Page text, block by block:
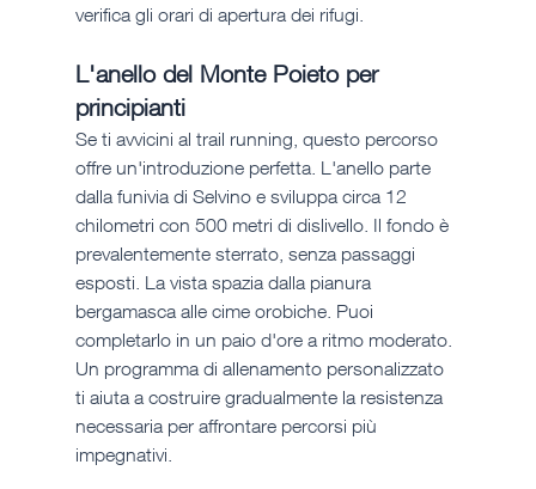
verifica gli orari di apertura dei rifugi.
L'anello del Monte Poieto per
principianti
Se ti avvicini al trail running, questo percorso
offre un'introduzione perfetta. L'anello parte
dalla funivia di Selvino e sviluppa circa 12
chilometri con 500 metri di dislivello. Il fondo è
prevalentemente sterrato, senza passaggi
esposti. La vista spazia dalla pianura
bergamasca alle cime orobiche. Puoi
completarlo in un paio d'ore a ritmo moderato.
Un programma di allenamento personalizzato
ti aiuta a costruire gradualmente la resistenza
necessaria per affrontare percorsi più
impegnativi.